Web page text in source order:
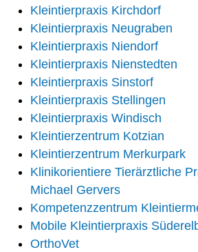
Kleintierpraxis Kirchdorf
Kleintierpraxis Neugraben
Kleintierpraxis Niendorf
Kleintierpraxis Nienstedten
Kleintierpraxis Sinstorf
Kleintierpraxis Stellingen
Kleintierpraxis Windisch
Kleintierzentrum Kotzian
Kleintierzentrum Merkurpark
Klinikorientiere Tierärztliche
Michael Gervers
Kompetenzzentrum
Mobile Kleintierpraxis
OrthoVet